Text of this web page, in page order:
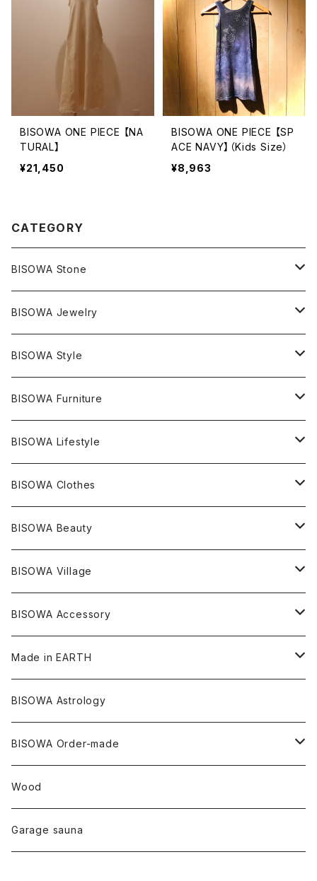
BISOWA ONE PIECE 【NA
TURAL】
¥21,450
BISOWA ONE PIECE 【SP
ACE NAVY】（Kids Size）
¥8,963
CATEGORY
BISOWA Stone
マスタークリスタル / 水晶
エレスチャル
ライトニング
ツインソウル
メタモルフォーゼス
クォーツインクォーツ
石の種類別
アメジスト
アクアマリン
デュモルチェライト
タンザナイト
ムーンストーン
産地別
ヒマラヤ
ブラジル
中国
アメリカ
BISOWA Jewelry
ネックレス／ペンダント
宇佐美聖子
絹麻 ~kenma~
ピアス
宇佐美聖子
Others
ブレスレット
宇佐美聖子
Others
リング
サンキャッチャー
ヘアアクセサリー
イヤリング
キーホルダー
BISOWA Style
ONE PIECE
ヘンプ
オーガニックコットン
PANTS
ヘンプ
オーガニックコットン
T-SHIRT
オーガニックコットン
ヘンプコットン
leggings
ヘンプ
オーガニックコットン
Others
ヘンプ
オーガニックコットン
Underwear
BISOWA Furniture
のるすく
BISOWA Lifestyle
Music
宇佐美聖子
Niceness Music
浄化アイテム
Cosmic Hemp 麻炭
セージ
オラクルカード
キャンドル
HAZE 和蝋燭
縁キャンドル
陶器
大蝶恵美子
Tomoko Uemura Art 麻炭陶器
Cosmic hemp
YUGEN GLASS
others
foods
BISOWA Clothes
麻
絹
Others
オーガニックコットン
バンブー
オーガニックフリース
BISOWA Beauty
ヘンプオイル
BISOWA Village
Bisowa Club Room
BISOWA Accessory
ヘアゴム
宇佐美聖子
Made in EARTH
Misakubo Japan
碧-AOI-の松葉天然酵母パン
Uwajima Japan
BISOWA Astrology
BISOWA Order-made
∞Seiko Usami∞
Wood
Garage sauna